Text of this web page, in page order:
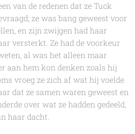
van de redenen dat ze Tuck
ze was bang geweest voor
en zijn zwijgen had haar
versterkt. Ze had de voorkeur
al was het alleen maar
aan hem kon denken zoals hij
vroeg ze zich af wat hij voelde
dat ze samen waren geweest en
over wat ze hadden gedeeld,
haar dacht.